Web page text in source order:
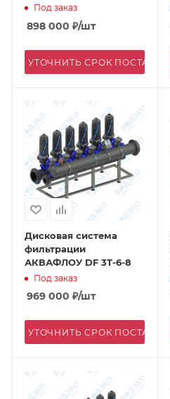
Под заказ
898 000 ₽/шт
УТОЧНИТЬ СРОК ПОСТАВКИ
Дисковая система
фильтрации
АКВАФЛОУ DF 3T-6-8
Под заказ
969 000 ₽/шт
УТОЧНИТЬ СРОК ПОСТАВКИ